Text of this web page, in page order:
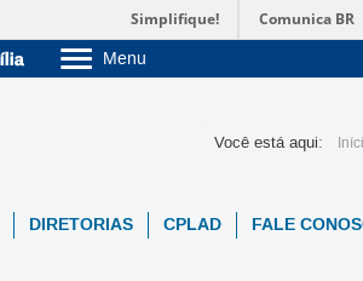
Simplifique! Comunica BR
Menu
Servidor
Você está aqui:
DIRETORIAS CPLAD FALE